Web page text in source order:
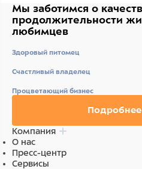
Мы заботимся о
продолжительности
любимцев
Здоровый питомец
Счастливый владелец
Процветающий бизнес
Компания
О нас
Пресс-центр
Сервисы